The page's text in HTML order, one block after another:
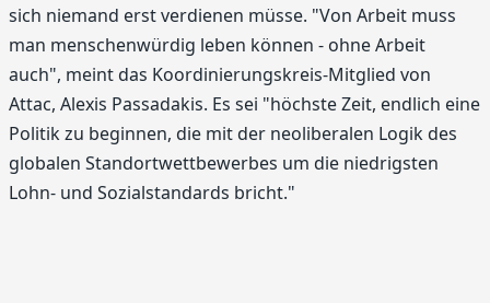
sich niemand erst verdienen müsse. "Von Arbeit muss
man menschenwürdig leben können - ohne Arbeit
auch", meint das Koordinierungskreis-Mitglied von
Attac, Alexis Passadakis. Es sei "höchste Zeit, endlich eine
Politik zu beginnen, die mit der neoliberalen Logik des
globalen Standortwettbewerbes um die niedrigsten
Lohn- und Sozialstandards bricht."